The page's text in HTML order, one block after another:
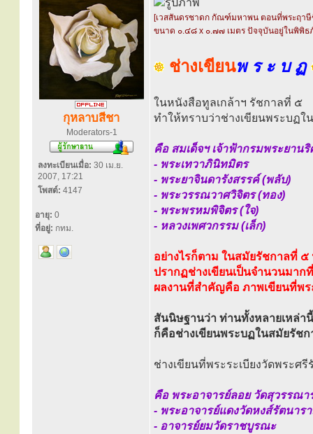
กุหลาบสีชา
Moderators-1
ลงทะเบียนเมื่อ: 30 เม.ย.
2007, 17:21
โพสต์: 4147
อายุ: 0
ที่อยู่: กทม.
[เวสสันดรชาดก กัณฑ์มหาพน ตอนที่พระฤาษี
ขนาด ๐.๔๘ x ๐.๗๗ เมตร ปัจจุบันอยู่ในพิพิ
ช่างเขียนพ ร ะ บ ฏ
ในหนังสือทูลเกล้าฯ รัชกาลที่ ๕
ทำให้ทราบว่าช่างเขียนพระบฏ
คือ สมเด็จฯ เจ้าฟ้ากรมพระยาน
- พระเทวาภินิทมิตร
- พระยาจินดารังสรรค์ (พลับ)
- พระวรรณวาศวิจิตร (ทอง)
- พระพรหมพิจิตร (ใจ)
- หลวงเพศวกรรม (เล็ก)
อย่างไรก็ตาม ในสมัยรัชกาลที่ ๕
ปรากฏช่างเขียนเป็นจำนวนมาก
ผลงานที่สำคัญคือ ภาพเขียนที่พร
สันนิษฐานว่า ท่านทั้งหลายเหล่านี้
ก็คือช่างเขียนพระบฏในสมัยรัช
ช่างเขียนที่พระระเบียงวัดพระศ
คือ พระอาจารย์ลอย วัดสุวรรณา
- พระอาจารย์แดงวัดหงส์รัตนาร
- อาจารย์ยมวัดราชบูรณะ